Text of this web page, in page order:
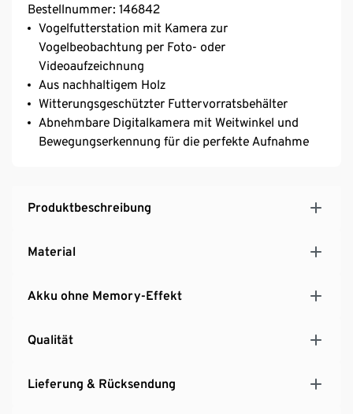
Bestellnummer: 146842
Vogelfutterstation mit Kamera zur
Vogelbeobachtung per Foto- oder
Videoaufzeichnung
Aus nachhaltigem Holz
Witterungsgeschützter Futtervorratsbehälter
Abnehmbare Digitalkamera mit Weitwinkel und
Bewegungserkennung für die perfekte Aufnahme
Produktbeschreibung
Material
Akku ohne Memory-Effekt
Qualität
Lieferung & Rücksendung